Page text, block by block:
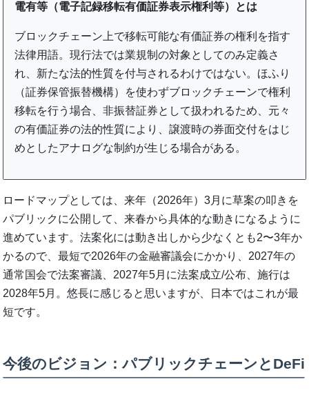
電有等（電子記録移転有価証券表示権利等）とは
ブロックチェーン上で移転可能な有価証券の権利を指す
法律用語。現行法では業規制の対象としてのみ定義さ
れ、新たな法的性質を付与されるわけではない。ほふり
（証券保管振替機構）を使わずブロックチェーンで権利
移転を行う場合、非振替証券として扱われるため、元々
の有価証券の法的性質により、譲渡時の券面交付をはじ
めとしたアナログな制約が生じる場合がある。
ロードマップとしては、来年（2026年）3月に草案の叩きを
パブリックに公開して、来春から具体的な動きになるように
進めています。法案化には動き出しから少なくとも2〜3年か
かるので、最短で2026年の金融審議会にかかり、2027年の
通常国会で法案審議、2027年5月に法案成立/公布、施行は
2028年5月。悠長に感じると思いますが、日本ではこれが最
短です。
今後のビジョン：パブリックチェーンとDeFi